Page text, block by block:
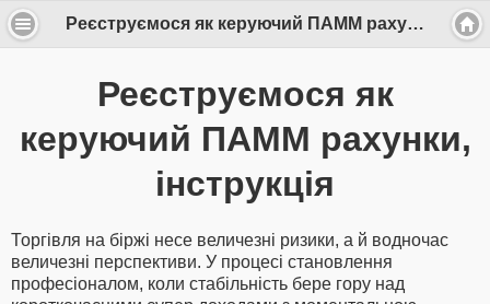
Реєструємося як керуючий ПАММ рахунки, інструкція
Реєструємося як
керуючий ПАММ рахунки,
інструкція
Торгівля на біржі несе величезні ризики, а й водночас
величезні перспективи. У процесі становлення
професіоналом, коли стабільність бере гору над